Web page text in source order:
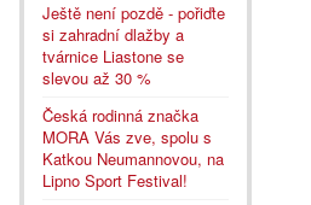
Ještě není pozdě - pořiďte
si zahradní dlažby a
tvárnice Liastone se
slevou až 30 %
Česká rodinná značka
MORA Vás zve, spolu s
Katkou Neumannovou, na
Lipno Sport Festival!